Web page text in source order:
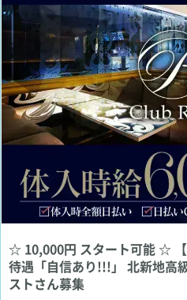
☆ 10,000円 スタート可能 ☆ 【
待遇「自信あり!!!」 北新地高
ストさん募集